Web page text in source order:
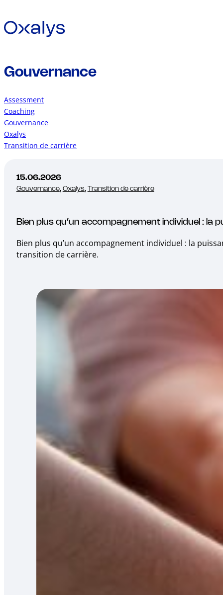
Gouvernance
Assessment
Coaching
Gouvernance
Oxalys
Transition de carrière
15.06.2026
Gouvernance, Oxalys, Transition de carrière
Bien plus qu’un accompagnement individuel : la
Bien plus qu’un accompagnement individuel : la
transition de carrière.